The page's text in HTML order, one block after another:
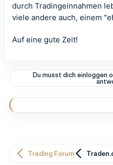
durch Tradingeinnahmen
viele andere auch, einem
Auf eine gute Zeit!
Du musst dich einloggen
Trading Forum